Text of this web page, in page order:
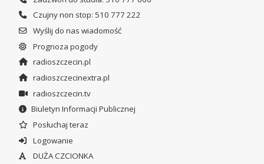
Czujny non stop: 510 777 222
Wyślij do nas wiadomość
Prognoza pogody
radioszczecin.pl
radioszczecinextra.pl
radioszczecin.tv
Biuletyn Informacji Publicznej
Posłuchaj teraz
Logowanie
DUŻA CZCIONKA